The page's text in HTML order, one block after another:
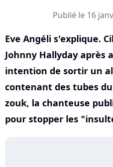
Publié le 16
Eve Angéli s'explique.
Johnny Hallyday après
intention de sortir un
contenant des tubes
zouk, la chanteuse
pour stopper les